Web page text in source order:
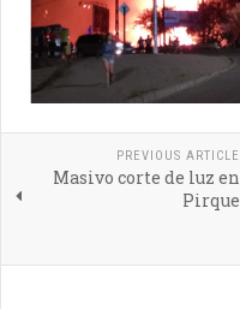
PREVIOUS ARTICLE
Masivo corte de luz en
Pirque